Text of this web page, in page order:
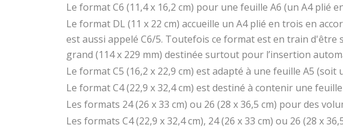
Le format C6 (11,4 x 16,2 cm) pour une feuille A6 (un A4 plié
Le format DL (11 x 22 cm) accueille un A4 plié en trois en
est aussi appelé C6/5. Toutefois ce format est en train
grand (114 x 229 mm) destinée surtout pour l’insertion
Le format C5 (16,2 x 22,9 cm) est adapté à une feuille A5 (soit
Le format C4 (22,9 x 32,4 cm) est destiné à contenir une feuille
Les formats 24 (26 x 33 cm) ou 26 (28 x 36,5 cm) pour des
Les formats C4 (22,9 x 32,4 cm), 24 (26 x 33 cm) ou 26 (28 x